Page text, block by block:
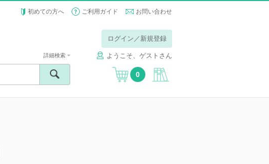
初めての方へ ご利用ガイド お問い合わせ
ログイン／新規登録
ようこそ、ゲストさん
詳細検索
0